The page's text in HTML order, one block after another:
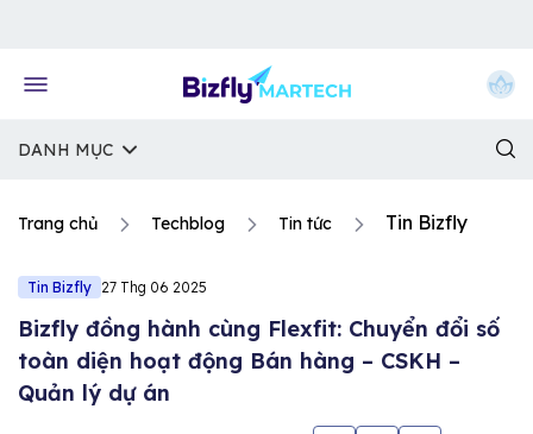
DANH MỤC
Trang chủ Techblog Tin tức Tin Bizfly
Tin Bizfly 27 Thg 06 2025
Bizfly đồng hành cùng Flexfit: Chuyển đổi số
toàn diện hoạt động Bán hàng – CSKH –
Quản lý dự án